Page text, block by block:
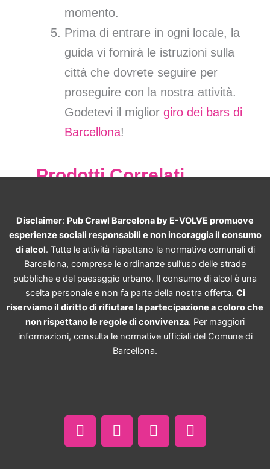
momento.
Prima di entrare in ogni locale, la
guida vi fornirà le istruzioni sulla
città che dovrete seguire per
proseguire con la nostra attività.
Godetevi il miglior giro dei bars di
Barcellona!
Prodotti Correlati
Disclaimer: Pub Crawl Barcelona by E-VOLVE promuove
esperienze sociali responsabili e non incoraggia il consumo
di alcol. Tutte le attività rispettano le normative comunali di
Barcellona, comprese le ordinanze sull’uso delle strade
pubbliche e del paesaggio urbano. Il consumo di alcol è una
scelta personale e non fa parte della nostra offerta. Ci
riserviamo il diritto di rifiutare la partecipazione a coloro che
non rispettano le regole di convivenza. Per maggiori
informazioni, consulta le normative ufficiali del Comune di
Barcellona.
c
e
s
t
k
t
a
t